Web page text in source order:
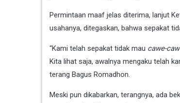
Permintaan maaf jelas diterima, lanjut
usahanya, ditegaskan, bahwa sepakat
“Kami telah sepakat tidak mau cawe-
Kita lihat saja, awalnya mengaku telah
terang Bagus Romadhon.
Meski pun dikabarkan, terangnya, ada